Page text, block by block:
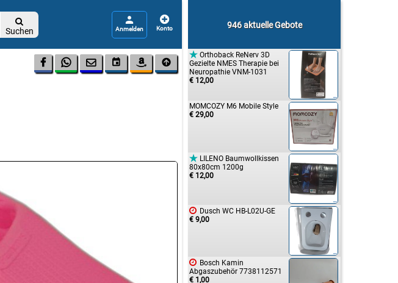

Suchen
 
946 aktuelle Gebote
 Orthoback ReNerv 3D
Gezielte NMES Therapie bei
Neuropathie VNM-1031
€ 12,00
MOMCOZY M6 Mobile Style
€ 29,00
 LILENO Baumwollkissen
80x80cm 1200g
€ 12,00
 Dusch WC HB-L02U-GE
€ 9,00
 Bosch Kamin
Abgaszubehör 7738112571
€ 1,00
     